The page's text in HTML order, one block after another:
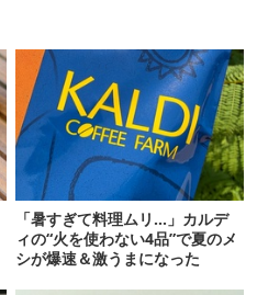
「暑すぎて料理ムリ…」カルデ
ィの“火を使わない4品”で夏のメ
シが爆速＆激うまになった